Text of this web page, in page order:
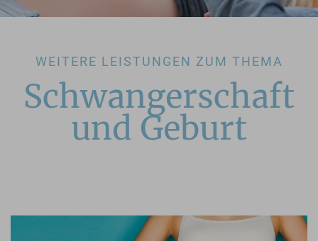
WEITERE LEISTUNGEN ZUM THEMA
Schwangerschaft
und Geburt